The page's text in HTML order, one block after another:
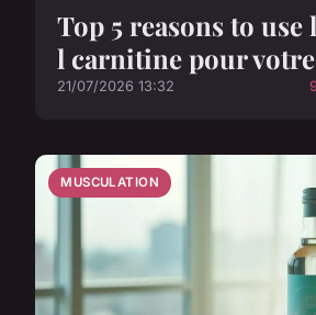
Top 5 reasons to
l carnitine pour
21/07/2026 13:32
MUSCULATION